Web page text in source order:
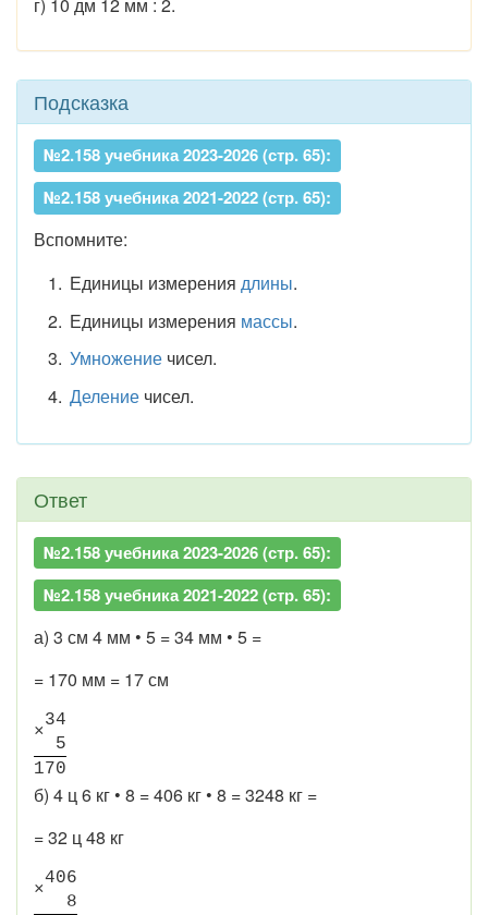
Подсказка
№2.158 учебника 2023-2026 (стр. 65):
№2.158 учебника 2021-2022 (стр. 65):
Вспомните:
Единицы измерения длины.
Единицы измерения массы.
Умножениечисел.
Делениечисел.
Ответ
№2.158 учебника 2023-2026 (стр. 65):
№2.158 учебника 2021-2022 (стр. 65):
а) 3 см 4 мм • 5 = 34 мм • 5 =
= 170 мм = 17 см
×
34
5
170
б) 4 ц 6 кг • 8 = 406 кг • 8 = 3248 кг =
= 32 ц 48 кг
×
406
8